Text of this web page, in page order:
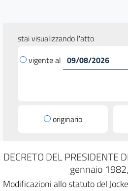
stai visualizzando l'atto
vigente al
originario
DECRETO DEL PRESIDENTE
gennaio
Modificazioni allo statuto del